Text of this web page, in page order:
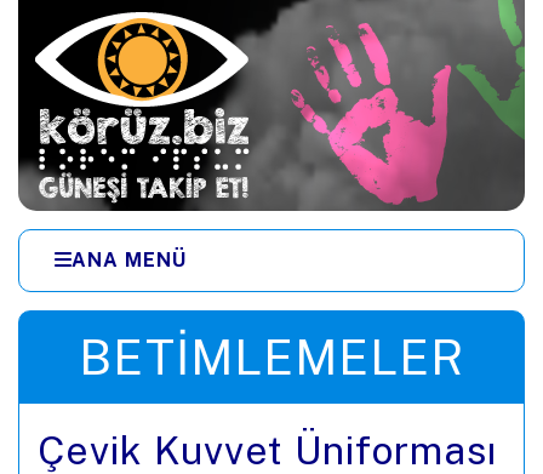
Ana içeriğe zıpla
ANA MENÜ
BETIMLEMELER
Çevik Kuvvet Üniforması
Menüye zıpla